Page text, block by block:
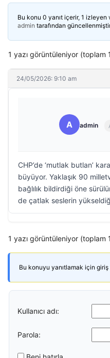
Bu konu 0 yanıt içerir, 1 izleyen
admin tarafından
1 yazı görüntüleniyor (toplam
24/05/2026: 9:10 am
A admin
CHP’de ‘mutlak butlan’
büyüyor. Yaklaşık 90
bağlılık bildirdiği öne
de çatlak seslerin
1 yazı görüntüleniyor (toplam
Bu konuyu yanıtlamak için giriş
Kullanıcı adı:
Parola: